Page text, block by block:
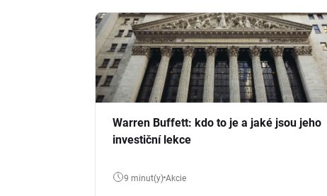
Warren Buffett: kdo to je a jaké jsou jeho
investiční lekce
9 minut(y) Akcie